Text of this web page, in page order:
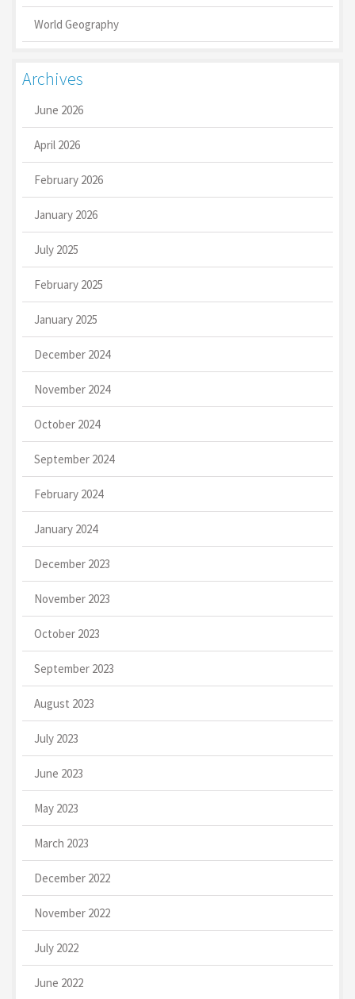
World Geography
Archives
June 2026
April 2026
February 2026
January 2026
July 2025
February 2025
January 2025
December 2024
November 2024
October 2024
September 2024
February 2024
January 2024
December 2023
November 2023
October 2023
September 2023
August 2023
July 2023
June 2023
May 2023
March 2023
December 2022
November 2022
July 2022
June 2022